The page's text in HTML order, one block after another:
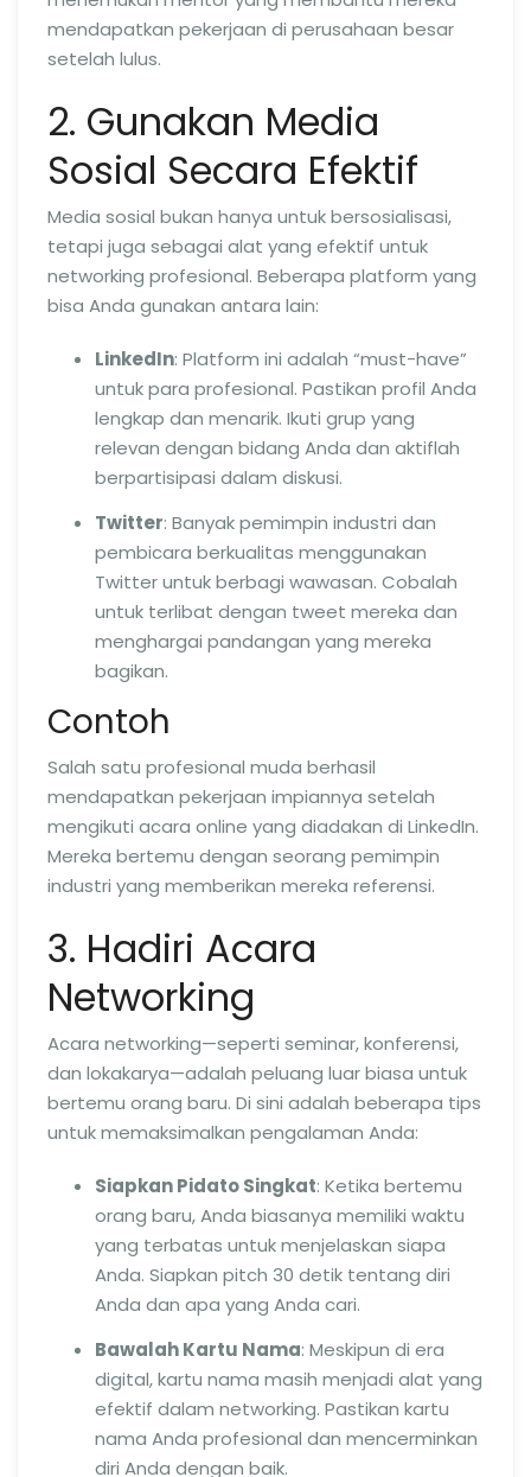
mendapatkan pekerjaan di perusahaan besar
setelah lulus.
2. Gunakan Media
Sosial Secara Efektif
Media sosial bukan hanya untuk bersosialisasi,
tetapi juga sebagai alat yang efektif untuk
networking profesional. Beberapa platform yang
bisa Anda gunakan antara lain:
LinkedIn: Platform ini adalah “must-have”
untuk para profesional. Pastikan profil Anda
lengkap dan menarik. Ikuti grup yang
relevan dengan bidang Anda dan aktiflah
berpartisipasi dalam diskusi.
Twitter: Banyak pemimpin industri dan
pembicara berkualitas menggunakan
Twitter untuk berbagi wawasan. Cobalah
untuk terlibat dengan tweet mereka dan
menghargai pandangan yang mereka
bagikan.
Contoh
Salah satu profesional muda berhasil
mendapatkan pekerjaan impiannya setelah
mengikuti acara online yang diadakan di LinkedIn.
Mereka bertemu dengan seorang pemimpin
industri yang memberikan mereka referensi.
3. Hadiri Acara
Networking
Acara networking—seperti seminar, konferensi,
dan lokakarya—adalah peluang luar biasa untuk
bertemu orang baru. Di sini adalah beberapa tips
untuk memaksimalkan pengalaman Anda:
Siapkan Pidato Singkat: Ketika bertemu
orang baru, Anda biasanya memiliki waktu
yang terbatas untuk menjelaskan siapa
Anda. Siapkan pitch 30 detik tentang diri
Anda dan apa yang Anda cari.
Bawalah Kartu Nama: Meskipun di era
digital, kartu nama masih menjadi alat yang
efektif dalam networking. Pastikan kartu
nama Anda profesional dan mencerminkan
diri Anda dengan baik.